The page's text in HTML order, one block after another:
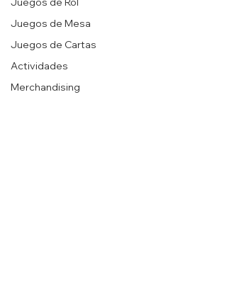
Juegos de Mesa
Juegos de Cartas
Actividades
Merchandising